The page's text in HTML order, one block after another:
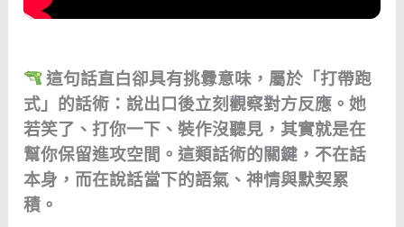
這句話直白卻具有挑釁意味，屬於「打帶跑
式」的話術：說出口後立刻觀察對方反應。她
若笑了、打你一下、裝作沒聽見，其實就是在
幫你保留進攻空間。這類話術的關鍵，不在話
本身，而在說話當下的語氣、神情與默契累
積。